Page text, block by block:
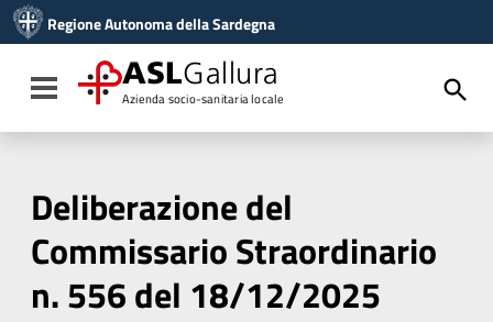
Vai al menu di navigazione
Vai al footer
Regione Autonoma della Sardegna
Toggle navigation
ASLGallura
Azienda socio-sanitaria locale
Deliberazione del
Commissario Straordinario
n. 556 del 18/12/2025